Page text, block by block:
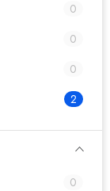
0
0
0
2
0